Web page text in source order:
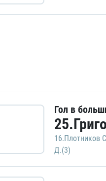
Гол в
16.Плотников
Д.(3)